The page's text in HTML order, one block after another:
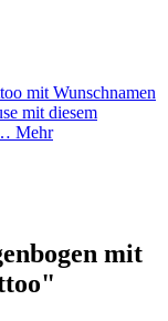
mit Wunschnamen
mit diesem
Mehr
mit